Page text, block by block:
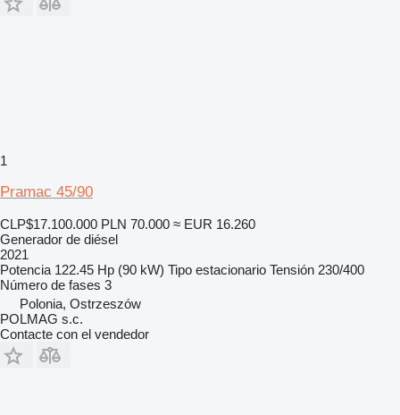
1
Pramac 45/90
CLP$17.100.000 PLN 70.000 ≈ EUR 16.260
Generador de diésel
2021
Potencia 122.45 Hp (90 kW) Tipo estacionario Tensión 230/400
Número de fases 3
Polonia, Ostrzeszów
POLMAG s.c.
Contacte con el vendedor